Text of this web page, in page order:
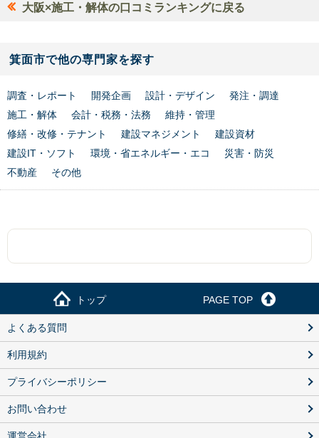
大阪×施工・解体の口コミランキングに戻る
箕面市で他の専門家を探す
調査・レポート 開発企画 設計・デザイン
発注・調達
施工・解体
会計・税務・法務
維持・管理
修繕・改修・テナント
建設マネジメント
建設資材
建設IT・ソフト
環境・省エネルギー・エコ
災害・防災
不動産
その他
トップ PAGE TOP
よくある質問
利用規約
プライバシーポリシー
お問い合わせ
運営会社